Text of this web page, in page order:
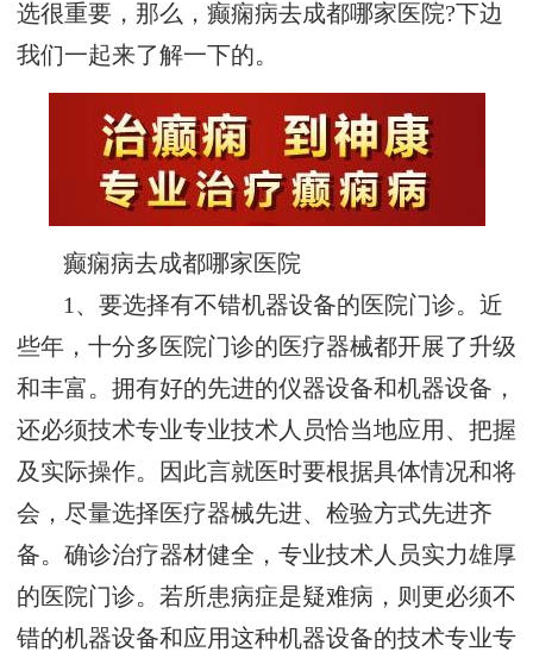
选很重要，那么，癫痫病去成都哪家医院?下边
我们一起来了解一下的。
癫痫病去成都哪家医院
1、要选择有不错机器设备的医院门诊。近
些年，十分多医院门诊的医疗器械都开展了升级
和丰富。拥有好的先进的仪器设备和机器设备，
还必须技术专业专业技术人员恰当地应用、把握
及实际操作。因此言就医时要根据具体情况和将
会，尽量选择医疗器械先进、检验方式先进齐
备。确诊治疗器材健全，专业技术人员实力雄厚
的医院门诊。若所患病症是疑难病，则更必须不
错的机器设备和应用这种机器设备的技术专业专